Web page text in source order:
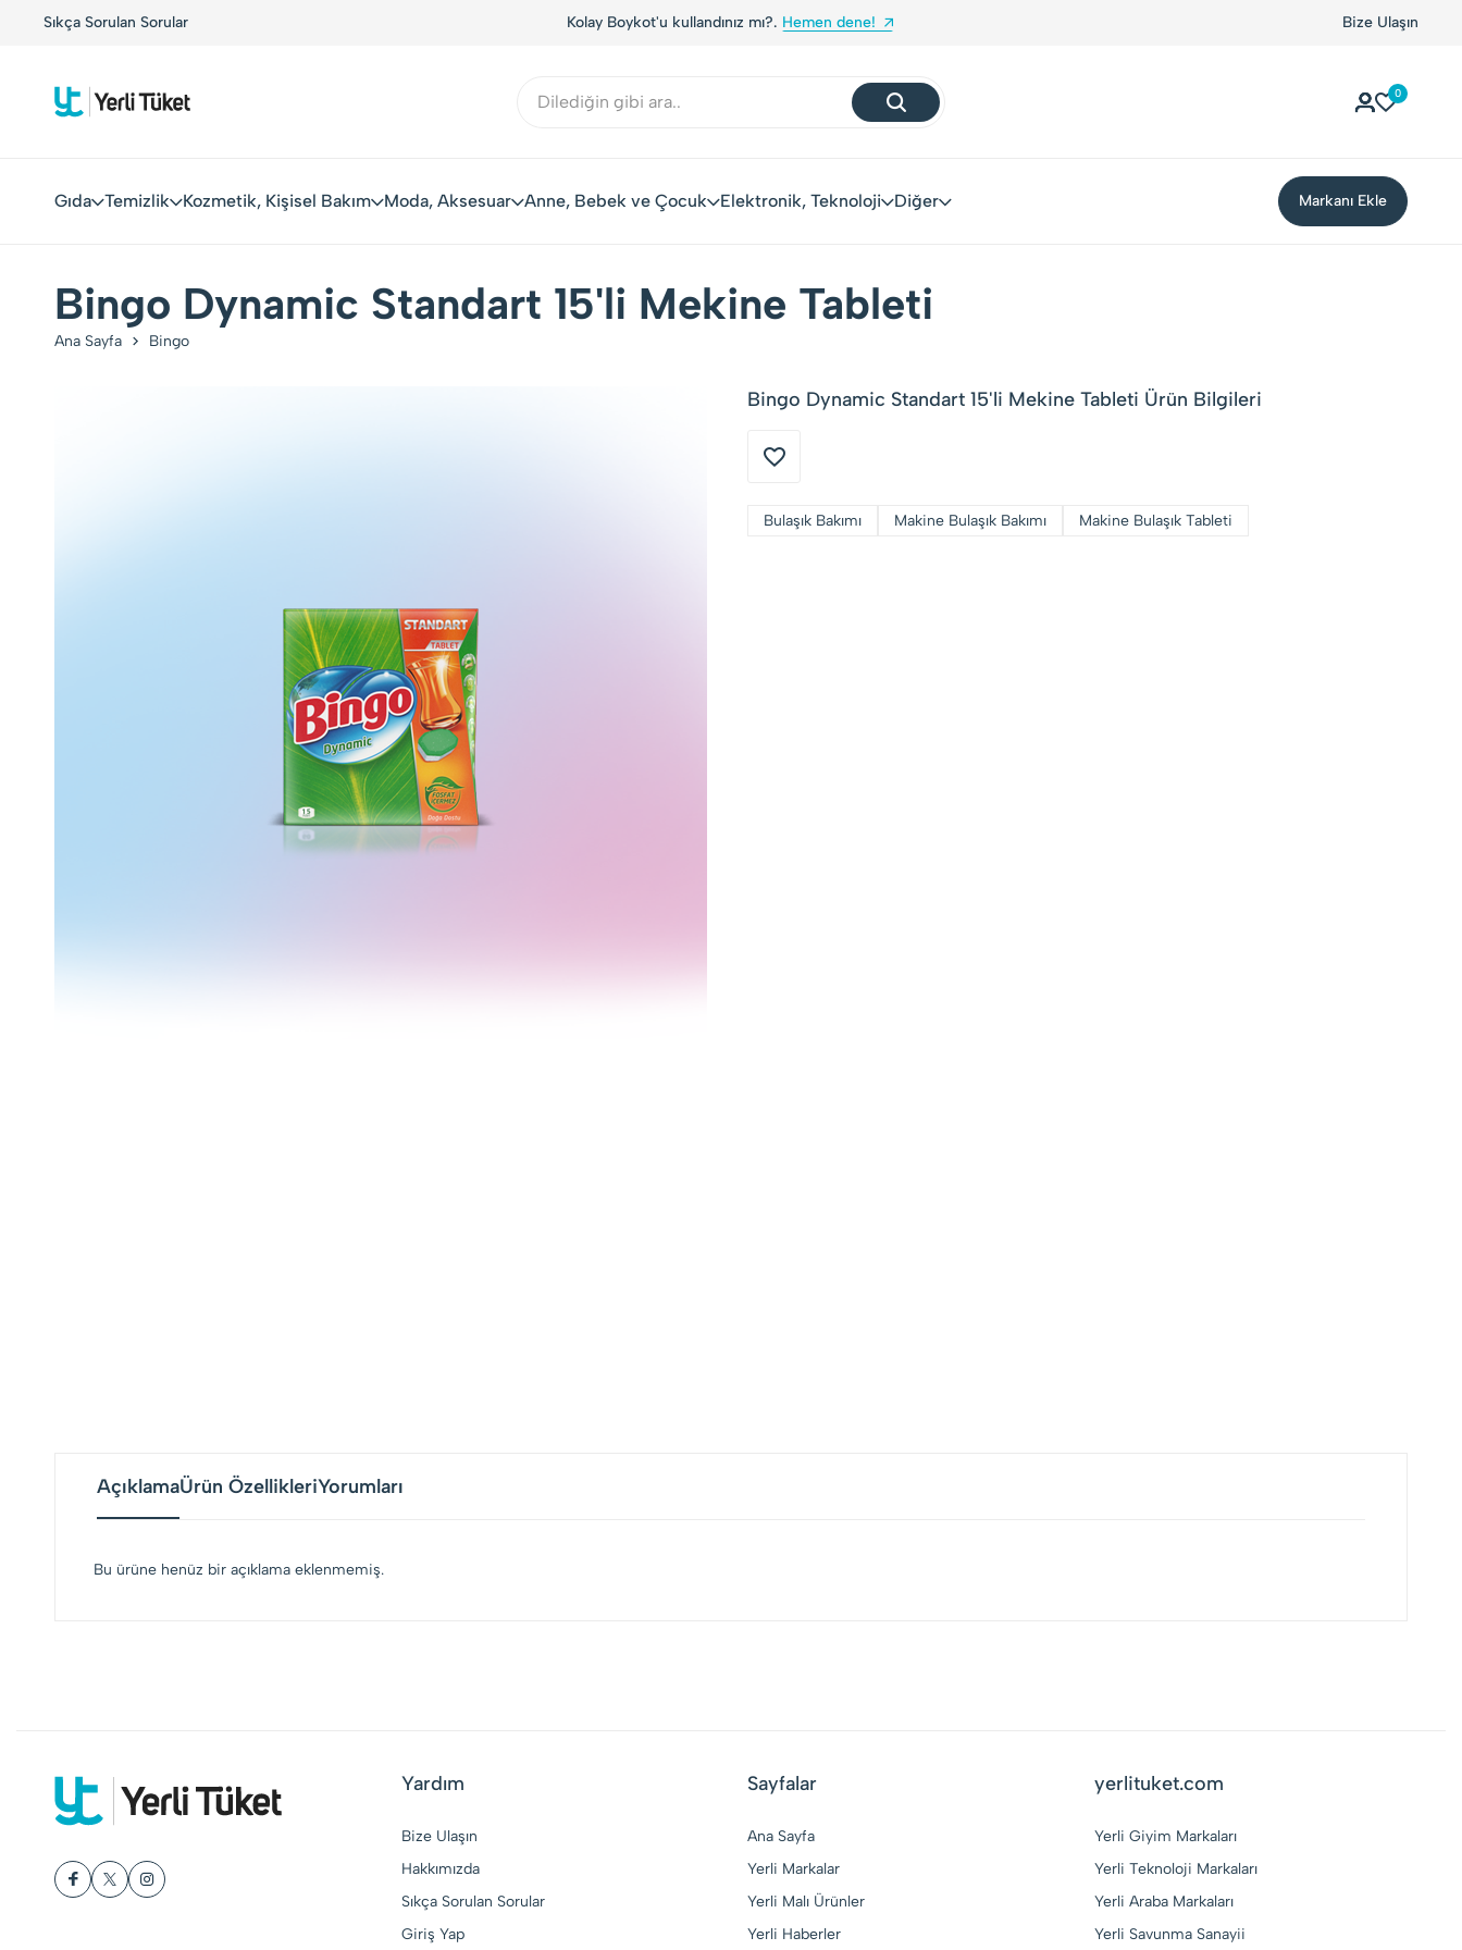
Sıkça Sorulan SorularYerli Tüketiciler, Yerli Markalarla Buluşuyor! Kolay Boykot'u kullandınız mı?. Hemen dene! Bize Ulaşın
0
Gıda Temizlik Kozmetik, Kişisel Bakım Moda, Aksesuar Anne, Bebek ve Çocuk Elektronik, Teknoloji Diğer Markanı Ekle
Bingo Dynamic Standart 15'li Mekine Tableti
Ana Sayfa Bingo
Bingo Dynamic Standart 15'li Mekine Tableti Ürün Bilgileri
Bulaşık Bakımı Makine Bulaşık Bakımı Makine Bulaşık Tableti
AçıklamaÜrün ÖzellikleriYorumları
Bu ürüne henüz bir açıklama eklenmemiş.
Yardım
Bize Ulaşın
Hakkımızda
Sıkça Sorulan Sorular
Giriş Yap
Sayfalar
Ana Sayfa
Yerli Markalar
Yerli Malı Ürünler
Yerli Haberler
yerlituket.com
Yerli Giyim Markaları
Yerli Teknoloji Markaları
Yerli Araba Markaları
Yerli Savunma Sanayii